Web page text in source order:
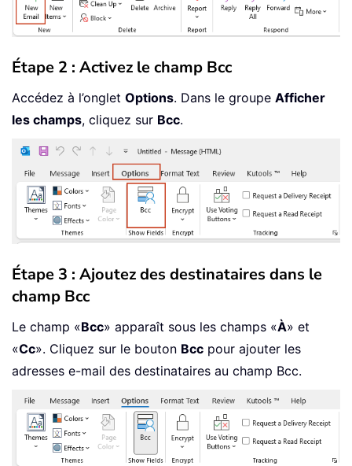
Étape 2 : Activez le champ Bcc
Accédez à l’onglet Options. Dans le groupe Afficher
les champs, cliquez sur Bcc.
Étape 3 : Ajoutez des destinataires dans le
champ Bcc
Le champ «Bcc» apparaît sous les champs «À» et
«Cc». Cliquez sur le bouton Bcc pour ajouter les
adresses e-mail des destinataires au champ Bcc.